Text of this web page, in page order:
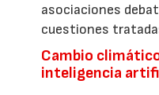
asociaciones
cuestiones
Cambio
inteligencia